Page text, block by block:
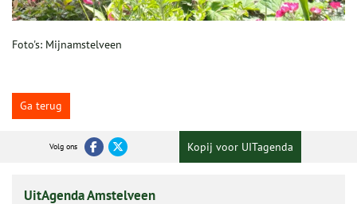
Foto's: Mijnamstelveen
Ga terug
Volg ons Kopij voor UITagenda
UitAgenda Amstelveen